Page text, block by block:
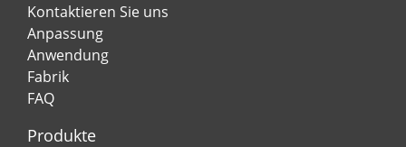
Kontaktieren Sie uns
Anpassung
Anwendung
Fabrik
FAQ
Produkte